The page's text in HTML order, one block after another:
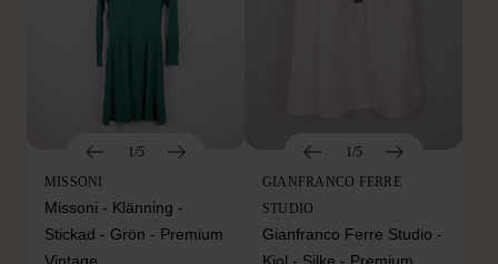
1/5
MISSONI
Missoni - Klänning -
Stickad - Grön - Premium
Vintage
1/5
GIANFRANCO FERRE
STUDIO
Gianfranco Ferre Studio -
Kjol - Silke - Premium